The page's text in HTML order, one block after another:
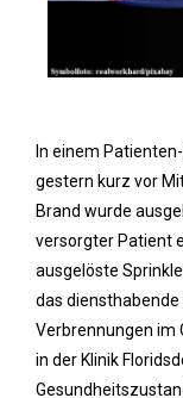
In einem
gestern kurz vor
Brand wurde
versorgter Patient
ausgelöste
das
Verbrennungen im
in der Klinik